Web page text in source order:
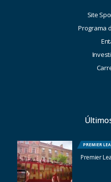
Site
Programa
PREMIER
Premier